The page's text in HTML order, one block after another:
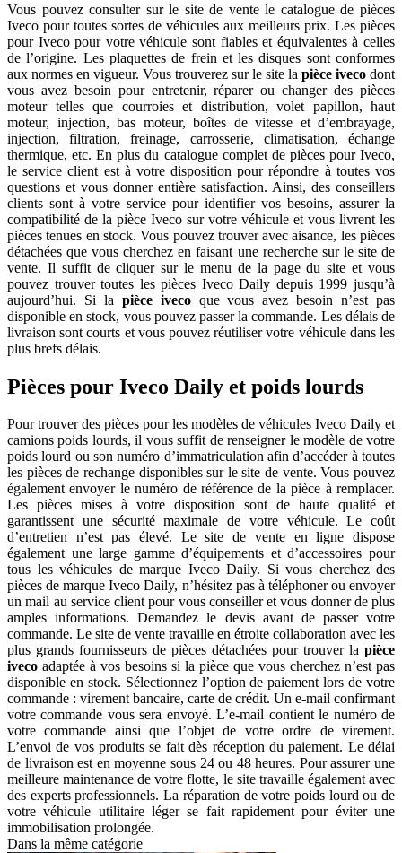
Vous pouvez consulter sur le site de vente le catalogue de pièces
Iveco pour toutes sortes de véhicules aux meilleurs prix. Les pièces
pour Iveco pour votre véhicule sont fiables et équivalentes à celles
de l’origine. Les plaquettes de frein et les disques sont conformes
aux normes en vigueur. Vous trouverez sur le site la pièce iveco dont
vous avez besoin pour entretenir, réparer ou changer des pièces
moteur telles que courroies et distribution, volet papillon, haut
moteur, injection, bas moteur, boîtes de vitesse et d’embrayage,
injection, filtration, freinage, carrosserie, climatisation, échange
thermique, etc. En plus du catalogue complet de pièces pour Iveco,
le service client est à votre disposition pour répondre à toutes vos
questions et vous donner entière satisfaction. Ainsi, des conseillers
clients sont à votre service pour identifier vos besoins, assurer la
compatibilité de la pièce Iveco sur votre véhicule et vous livrent les
pièces tenues en stock. Vous pouvez trouver avec aisance, les pièces
détachées que vous cherchez en faisant une recherche sur le site de
vente. Il suffit de cliquer sur le menu de la page du site et vous
pouvez trouver toutes les pièces Iveco Daily depuis 1999 jusqu’à
aujourd’hui. Si la pièce ivecoque vous avez besoin n’est pas
disponible en stock, vous pouvez passer la commande. Les délais de
livraison sont courts et vous pouvez réutiliser votre véhicule dans les
plus brefs délais.
Pièces pour Iveco Daily et poids lourds
Pour trouver des pièces pour les modèles de véhicules Iveco Daily et
camions poids lourds, il vous suffit de renseigner le modèle de votre
poids lourd ou son numéro d’immatriculation afin d’accéder à toutes
les pièces de rechange disponibles sur le site de vente. Vous pouvez
également envoyer le numéro de référence de la pièce à remplacer.
Les pièces mises à votre disposition sont de haute qualité et
garantissent une sécurité maximale de votre véhicule. Le coût
d’entretien n’est pas élevé. Le site de vente en ligne dispose
également une large gamme d’équipements et d’accessoires pour
tous les véhicules de marque Iveco Daily. Si vous cherchez des
pièces de marque Iveco Daily, n’hésitez pas à téléphoner ou envoyer
un mail au service client pour vous conseiller et vous donner de plus
amples informations. Demandez le devis avant de passer votre
commande. Le site de vente travaille en étroite collaboration avec les
plus grands fournisseurs de pièces détachées pour trouver la pièce
iveco adaptée à vos besoins si la pièce que vous cherchez n’est pas
disponible en stock. Sélectionnez l’option de paiement lors de votre
commande : virement bancaire, carte de crédit. Un e-mail confirmant
votre commande vous sera envoyé. L’e-mail contient le numéro de
votre commande ainsi que l’objet de votre ordre de virement.
L’envoi de vos produits se fait dès réception du paiement. Le délai
de livraison est en moyenne sous 24 ou 48 heures. Pour assurer une
meilleure maintenance de votre flotte, le site travaille également avec
des experts professionnels. La réparation de votre poids lourd ou de
votre véhicule utilitaire léger se fait rapidement pour éviter une
immobilisation prolongée.
Dans la même catégorie